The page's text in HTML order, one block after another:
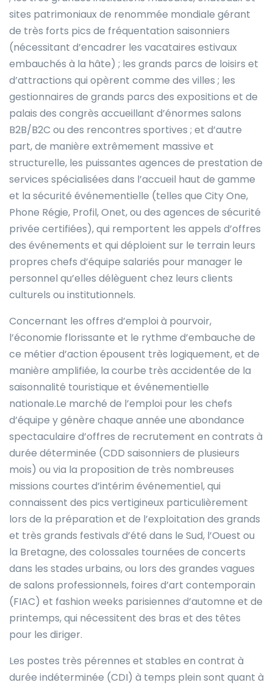
sites patrimoniaux de renommée mondiale gérant
de très forts pics de fréquentation saisonniers
(nécessitant d’encadrer les vacataires estivaux
embauchés à la hâte) ; les grands parcs de loisirs et
d’attractions qui opèrent comme des villes ; les
gestionnaires de grands parcs des expositions et de
palais des congrès accueillant d’énormes salons
B2B/B2C ou des rencontres sportives ; et d’autre
part, de manière extrêmement massive et
structurelle, les puissantes agences de prestation de
services spécialisées dans l’accueil haut de gamme
et la sécurité événementielle (telles que City One,
Phone Régie, Profil, Onet, ou des agences de sécurité
privée certifiées), qui remportent les appels d’offres
des événements et qui déploient sur le terrain leurs
propres chefs d’équipe salariés pour manager le
personnel qu’elles délèguent chez leurs clients
culturels ou institutionnels.
Concernant les offres d’emploi à pourvoir,
l’économie florissante et le rythme d’embauche de
ce métier d’action épousent très logiquement, et de
manière amplifiée, la courbe très accidentée de la
saisonnalité touristique et événementielle
nationale.Le marché de l’emploi pour les chefs
d’équipe y génère chaque année une abondance
spectaculaire d’offres de recrutement en contrats à
durée déterminée (CDD saisonniers de plusieurs
mois) ou via la proposition de très nombreuses
missions courtes d’intérim événementiel, qui
connaissent des pics vertigineux particulièrement
lors de la préparation et de l’exploitation des grands
et très grands festivals d’été dans le Sud, l’Ouest ou
la Bretagne, des colossales tournées de concerts
dans les stades urbains, ou lors des grandes vagues
de salons professionnels, foires d’art contemporain
(FIAC) et fashion weeks parisiennes d’automne et de
printemps, qui nécessitent des bras et des têtes
pour les diriger.
Les postes très pérennes et stables en contrat à
durée indéterminée (CDI) à temps plein sont quant à